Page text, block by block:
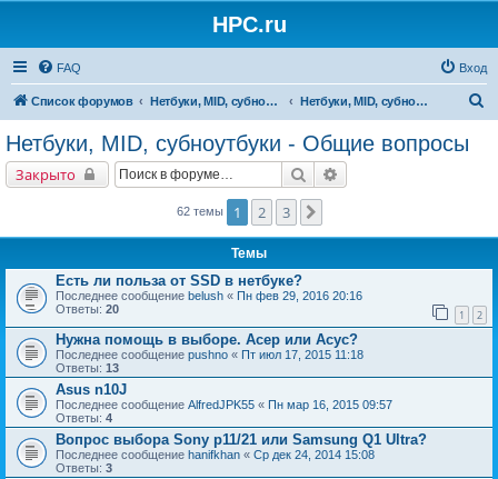
HPC.ru
FAQ Вход
Список форумов Нетбуки, MID, субноутбуки Нетбуки, MID, субноутбуки - Общие вопросы
Нетбуки, MID, субноутбуки - Общие вопросы
Закрыто Поиск
62 темы 1 2 3
Темы
Есть ли польза от SSD в нетбуке?
Последнее сообщение belush « Пн фев 29, 2016 20:16
Ответы: 20 1 2
Нужна помощь в выборе. Асер или Асус?
Последнее сообщение pushno « Пт июл 17, 2015 11:18
Ответы: 13
Asus n10J
Последнее сообщение AlfredJPK55 « Пн мар 16, 2015 09:57
Ответы: 4
Вопрос выбора Sony p11/21 или Samsung Q1 Ultra?
Последнее сообщение hanifkhan « Ср дек 24, 2014 15:08
Ответы: 3